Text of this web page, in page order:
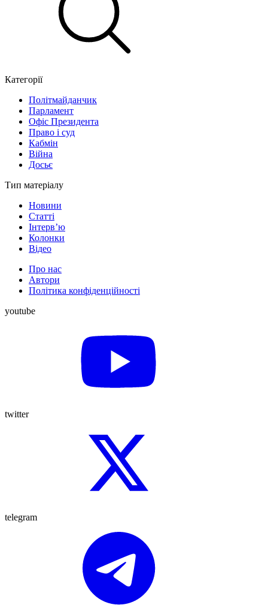
Категорії
Політмайданчик
Парламент
Офіс Президента
Право і суд
Кабмін
Війна
Досьє
Тип матеріалу
Новини
Статті
Інтерв’ю
Колонки
Відео
Про нас
Автори
Політика конфіденційності
youtube
twitter
telegram